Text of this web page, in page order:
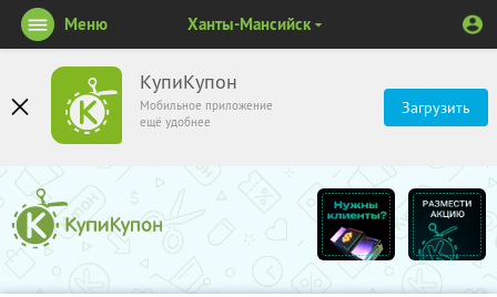
КупиКупон
Мобильное приложение
ещё удобнее
Загрузить
Меню Ханты-Мансийск